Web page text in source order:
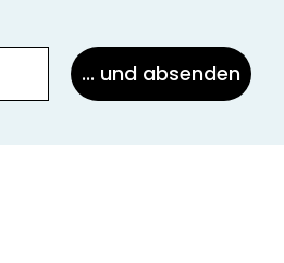
... und absenden